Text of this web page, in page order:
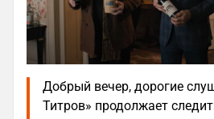
Добрый вечер, дорогие
Титров» продолжает